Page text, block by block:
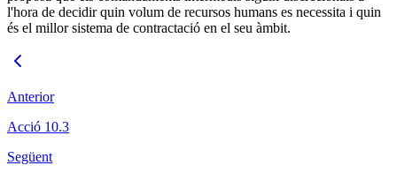
l'hora de decidir quin volum de recursos humans es necessita i quin
és el millor sistema de contractació en el seu àmbit.
Anterior
Acció 10.3
Següent